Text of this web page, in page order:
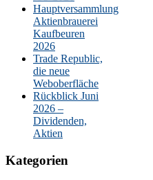
Hauptversammlung
Aktienbrauerei
Kaufbeuren
2026
Trade Republic,
die neue
Weboberfläche
Rückblick Juni
2026 –
Dividenden,
Aktien
Kategorien